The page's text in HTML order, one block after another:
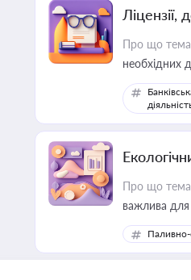
Ліцензії,
Про що
необхідних
Про що
важлива для